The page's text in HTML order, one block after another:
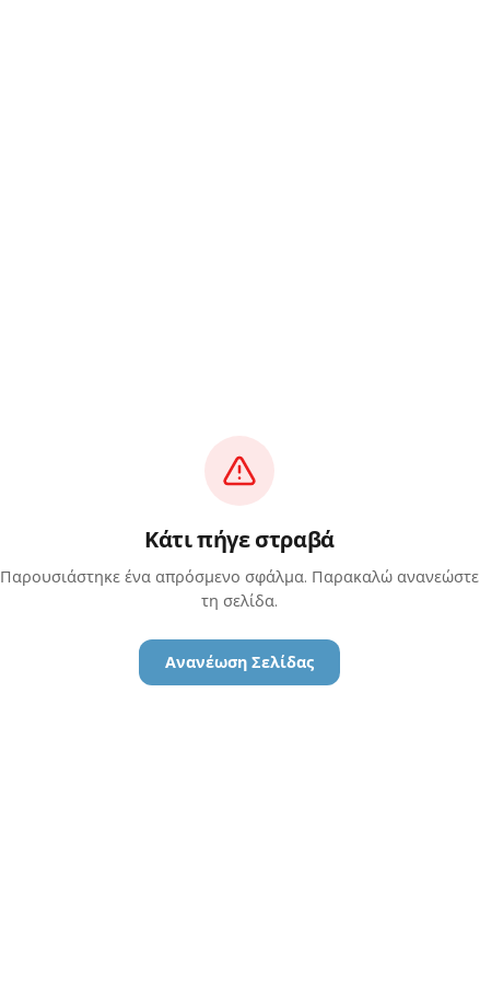
Κάτι πήγε στραβά
Παρουσιάστηκε ένα απρόσμενο σφάλμα. Παρακαλώ ανανεώστε
τη σελίδα.
Ανανέωση Σελίδας